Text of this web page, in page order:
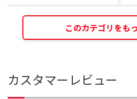
このカテゴリをも
カスタマーレビュー